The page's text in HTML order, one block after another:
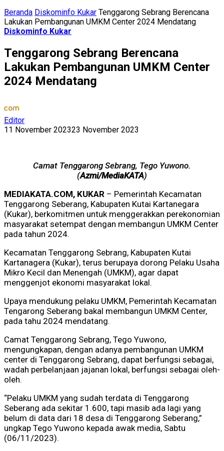
Beranda Diskominfo Kukar Tenggarong Sebrang Berencana
Lakukan Pembangunan UMKM Center 2024 Mendatang
Diskominfo Kukar
Tenggarong Sebrang Berencana
Lakukan Pembangunan UMKM Center
2024 Mendatang
Editor
11 November 202323 November 2023
Camat Tenggarong Sebrang, Tego Yuwono.
(Azmi/MediaKATA)
MEDIAKATA.COM, KUKAR – Pemerintah Kecamatan
Tenggarong Seberang, Kabupaten Kutai Kartanegara
(Kukar), berkomitmen untuk menggerakkan perekonomian
masyarakat setempat dengan membangun UMKM Center
pada tahun 2024.
Kecamatan Tenggarong Sebrang, Kabupaten Kutai
Kartanagera (Kukar), terus berupaya dorong Pelaku Usaha
Mikro Kecil dan Menengah (UMKM), agar dapat
menggenjot ekonomi masyarakat lokal.
Upaya mendukung pelaku UMKM, Pemerintah Kecamatan
Tengarong Seberang bakal membangun UMKM Center,
pada tahu 2024 mendatang.
Camat Tenggarong Sebrang, Tego Yuwono,
mengungkapan, dengan adanya pembangunan UMKM
center di Tenggarong Sebrang, dapat berfungsi sebagai,
wadah perbelanjaan jajanan lokal, berfungsi sebagai oleh-
oleh.
“Pelaku UMKM yang sudah terdata di Tenggarong
Seberang ada sekitar 1.600, tapi masib ada lagi yang
belum di data dari 18 desa di Tenggarong Seberang,”
ungkap Tego Yuwono kepada awak media, Sabtu
(06/11/2023).